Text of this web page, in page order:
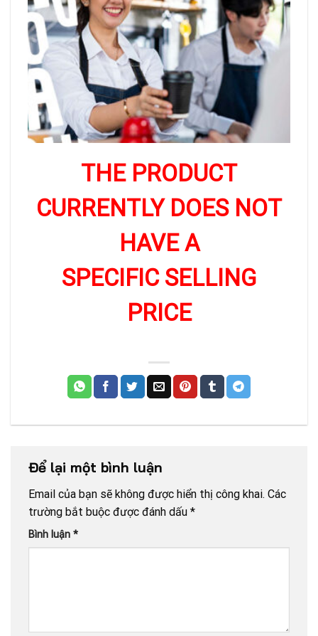
THE PRODUCT
CURRENTLY DOES NOT
HAVE A
SPECIFIC SELLING
PRICE
Để lại một bình luận
Email của bạn sẽ không được hiển thị công khai. Các
trường bắt buộc được đánh dấu *
Bình luận *